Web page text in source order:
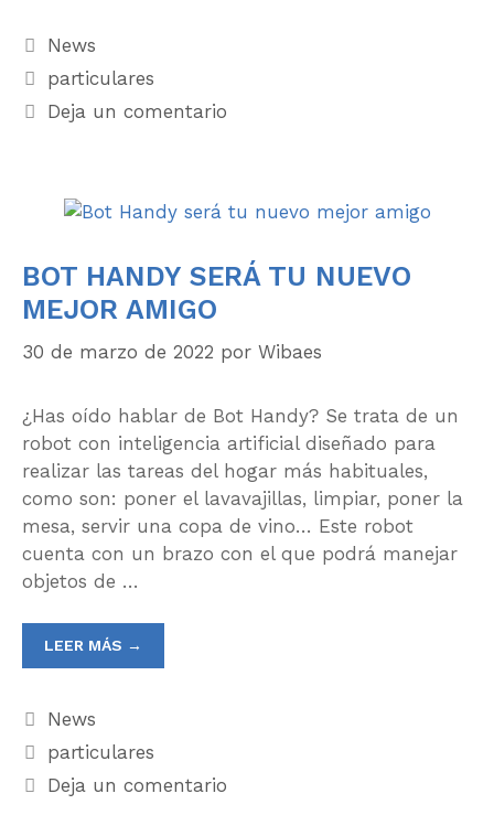
News
particulares
Deja un comentario
BOT HANDY SERÁ TU NUEVO
MEJOR AMIGO
30 de marzo de 2022 por Wibaes
¿Has oído hablar de Bot Handy? Se trata de un
robot con inteligencia artificial diseñado para
realizar las tareas del hogar más habituales,
como son: poner el lavavajillas, limpiar, poner la
mesa, servir una copa de vino… Este robot
cuenta con un brazo con el que podrá manejar
objetos de …
LEER MÁS →
News
particulares
Deja un comentario